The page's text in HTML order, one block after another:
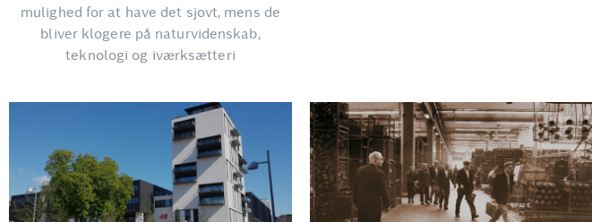
mulighed for at have det sjovt, mens de
bliver klogere på naturvidenskab,
teknologi og iværksætteri